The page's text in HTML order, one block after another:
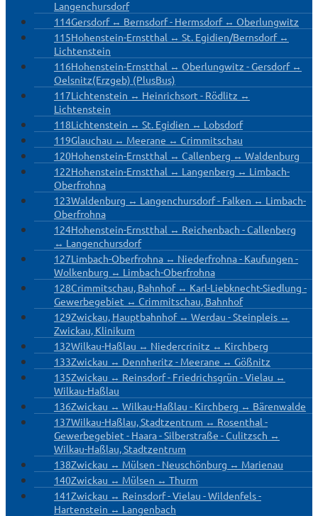
Langenchursdorf
114Gersdorf ↔ Bernsdorf - Hermsdorf ↔ Oberlungwitz
115Hohenstein-Ernstthal ↔ St. Egidien/Bernsdorf ↔
Lichtenstein
116Hohenstein-Ernstthal ↔ Oberlungwitz - Gersdorf ↔
Oelsnitz(Erzgeb) (PlusBus)
117Lichtenstein ↔ Heinrichsort - Rödlitz ↔
Lichtenstein
118Lichtenstein ↔ St. Egidien ↔ Lobsdorf
119Glauchau ↔ Meerane ↔ Crimmitschau
120Hohenstein-Ernstthal ↔ Callenberg ↔ Waldenburg
122Hohenstein-Ernstthal ↔ Langenberg ↔ Limbach-
Oberfrohna
123Waldenburg ↔ Langenchursdorf - Falken ↔ Limbach-
Oberfrohna
124Hohenstein-Ernstthal ↔ Reichenbach - Callenberg
↔ Langenchursdorf
127Limbach-Oberfrohna ↔ Niederfrohna - Kaufungen -
Wolkenburg ↔ Limbach-Oberfrohna
128Crimmitschau, Bahnhof ↔ Karl-Liebknecht-Siedlung -
Gewerbegebiet ↔ Crimmitschau, Bahnhof
129Zwickau, Hauptbahnhof ↔ Werdau - Steinpleis ↔
Zwickau, Klinikum
132Wilkau-Haßlau ↔ Niedercrinitz ↔ Kirchberg
133Zwickau ↔ Dennheritz - Meerane ↔ Gößnitz
135Zwickau ↔ Reinsdorf - Friedrichsgrün - Vielau ↔
Wilkau-Haßlau
136Zwickau ↔ Wilkau-Haßlau - Kirchberg ↔ Bärenwalde
137Wilkau-Haßlau, Stadtzentrum ↔ Rosenthal -
Gewerbegebiet - Haara - Silberstraße - Culitzsch ↔
Wilkau-Haßlau, Stadtzentrum
138Zwickau ↔ Mülsen - Neuschönburg ↔ Marienau
140Zwickau ↔ Mülsen ↔ Thurm
141Zwickau ↔ Reinsdorf - Vielau - Wildenfels -
Hartenstein ↔ Langenbach